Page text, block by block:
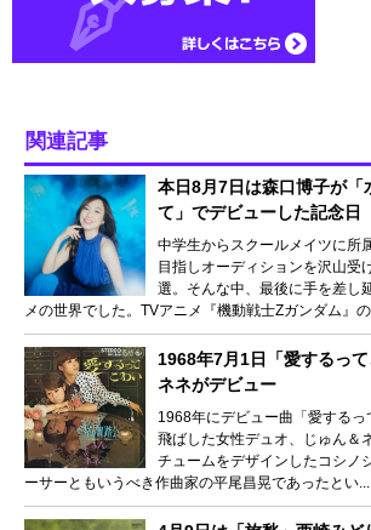
関連記事
本日8月7日は森口博子が「
て」でデビューした記念日
中学生からスクールメイツに所
目指しオーディションを沢山受
選。そんな中、最後に手を差し
メの世界でした。TVアニメ『機動戦士Ζガンダム』
1968年7月1日「愛するっ
ネネがデビュー
1968年にデビュー曲「愛する
飛ばした女性デュオ、じゅん＆
チュームをデザインしたコシノ
ーサーともいうべき作曲家の平尾昌晃であったとい...